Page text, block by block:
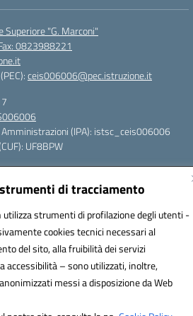
di tracciamento
strumenti di profilazione degli utenti -
cookies tecnici necessari al
del sito, alla fruibilità dei servizi
accessibilità – sono utilizzati, inoltre,
messi a disposizione da Web
"G. Marconi"
0823988221
ceis006006@pec.istruzione.it
Amministrazioni (IPA): istsc_ceis006006
UF8BPW
by 3D Solution S.r.l.
by Designers Italia